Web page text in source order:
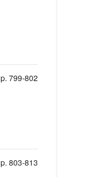
p. 799-802
p. 803-813